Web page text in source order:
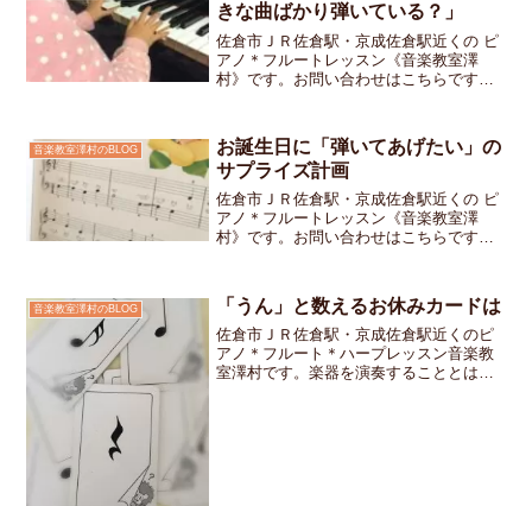
きな曲ばかり弾いている？」
佐倉市ＪＲ佐倉駅・京成佐倉駅近くの ピ
アノ＊フルートレッスン《音楽教室澤
村》です。お問い合わせはこちらです生
まうんです」とご相談をいただきました
お教室に通っている子ども...
音楽教室澤村のBLOG
お誕生日に「弾いてあげたい」の
サプライズ計画
佐倉市ＪＲ佐倉駅・京成佐倉駅近くの ピ
アノ＊フルートレッスン《音楽教室澤
村》です。お問い合わせはこちらです春
くさんの事を吸収してグングン成長して
います「新しい事を学ぶこ...
音楽教室澤村のBLOG 「うん」と数えるお休みカードは
佐倉市ＪＲ佐倉駅・京成佐倉駅近くのピ
アノ＊フルート＊ハープレッスン音楽教
室澤村です。楽器を演奏することとは